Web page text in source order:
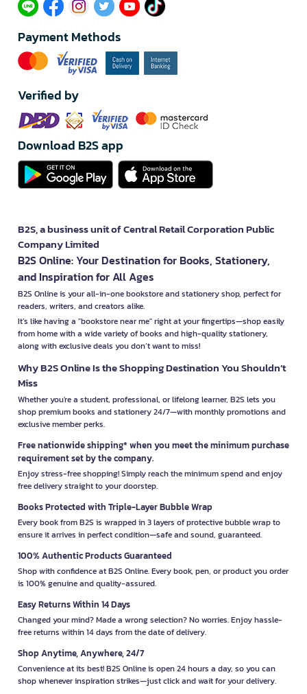
Payment Methods
Verified by
Download B2S app
B2S, a business unit of Central Retail Corporation Public
Company Limited
B2S Online: Your Destination for Books, Stationery,
and Inspiration for All Ages
B2S Online is your all-in-one bookstore and stationery shop, perfect for
readers, writers, and creators alike.
It’s like having a "bookstore near me" right at your fingertips—shop easily
from home with a wide variety of books and high-quality stationery,
along with exclusive deals you don’t want to miss!
Why B2S Online Is the Shopping Destination You Shouldn’t
Miss
Whether you're a student, professional, or lifelong learner, B2S lets you
shop premium books and stationery 24/7—with monthly promotions and
exclusive member perks.
Free nationwide shipping* when you meet the minimum purchase
requirement set by the company.
Enjoy stress-free shopping! Simply reach the minimum spend and enjoy
free delivery straight to your doorstep.
Books Protected with Triple-Layer Bubble Wrap
Every book from B2S is wrapped in 3 layers of protective bubble wrap to
ensure it arrives in perfect condition—safe and sound, guaranteed.
100% Authentic Products Guaranteed
Shop with confidence at B2S Online. Every book, pen, or product you order
is 100% genuine and quality-assured.
Easy Returns Within 14 Days
Changed your mind? Made a wrong selection? No worries. Enjoy hassle-
free returns within 14 days from the date of delivery.
Shop Anytime, Anywhere, 24/7
Convenience at its best! B2S Online is open 24 hours a day, so you can
shop whenever inspiration strikes—just click and wait for your delivery.